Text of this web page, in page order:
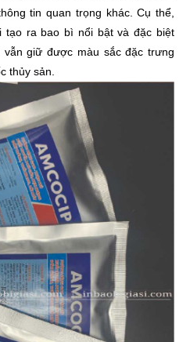
tin quan trọng khác. Cụ thể,
tạo ra bao bì nổi bật và đặc biệt
giữ được màu sắc đặc trưng
thủy sản.